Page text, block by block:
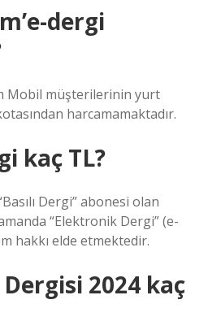
dergi
Mobil müşterilerinin yurt
harcamamaktadır.
kaç TL?
Dergi” abonesi olan
“Elektronik Dergi” (e-
hakkı elde etmektedir.
2024 kaç